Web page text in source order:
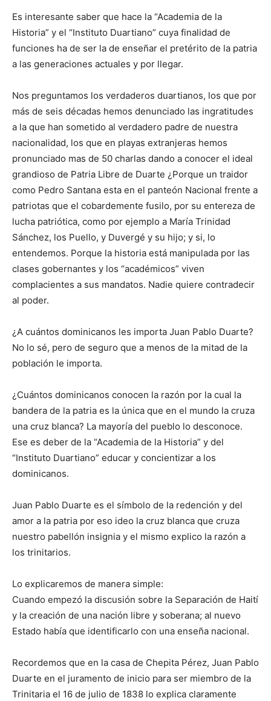
Es interesante saber que hace la “Academia de la
Historia” y el “Instituto Duartiano” cuya finalidad de
funciones ha de ser la de enseñar el pretérito de la patria
a las generaciones actuales y por llegar.
Nos preguntamos los verdaderos duartianos, los que por
más de seis décadas hemos denunciado las ingratitudes
a la que han sometido al verdadero padre de nuestra
nacionalidad, los que en playas extranjeras hemos
pronunciado mas de 50 charlas dando a conocer el ideal
grandioso de Patria Libre de Duarte ¿Porque un traidor
como Pedro Santana esta en el panteón Nacional frente a
patriotas que el cobardemente fusilo, por su entereza de
lucha patriótica, como por ejemplo a María Trinidad
Sánchez, los Puello, y Duvergé y su hijo; y si, lo
entendemos. Porque la historia está manipulada por las
clases gobernantes y los “académicos” viven
complacientes a sus mandatos. Nadie quiere contradecir
al poder.
¿A cuántos dominicanos les importa Juan Pablo Duarte?
No lo sé, pero de seguro que a menos de la mitad de la
población le importa.
¿Cuántos dominicanos conocen la razón por la cual la
bandera de la patria es la única que en el mundo la cruza
una cruz blanca? La mayoría del pueblo lo desconoce.
Ese es deber de la “Academia de la Historia” y del
“Instituto Duartiano” educar y concientizar a los
dominicanos.
Juan Pablo Duarte es el símbolo de la redención y del
amor a la patria por eso ideo la cruz blanca que cruza
nuestro pabellón insignia y el mismo explico la razón a
los trinitarios.
Lo explicaremos de manera simple:
Cuando empezó la discusión sobre la Separación de Haití
y la creación de una nación libre y soberana; al nuevo
Estado había que identificarlo con una enseña nacional.
Recordemos que en la casa de Chepita Pérez, Juan Pablo
Duarte en el juramento de inicio para ser miembro de la
Trinitaria el 16 de julio de 1838 lo explica claramente